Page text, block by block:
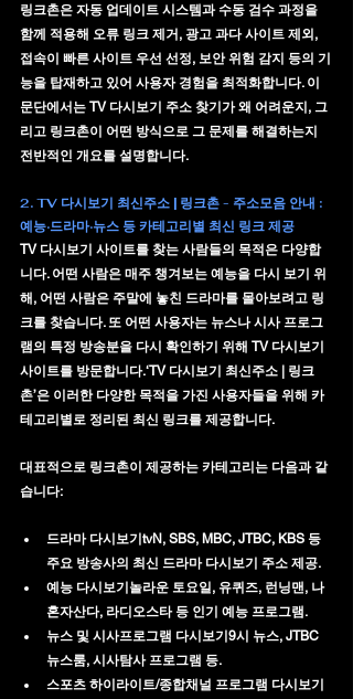
링크촌은 자동 업데이트 시스템과 수동 검수 과정을
함께 적용해 오류 링크 제거, 광고 과다 사이트 제외,
접속이 빠른 사이트 우선 선정, 보안 위험 감지 등의 기
능을 탑재하고 있어 사용자 경험을 최적화합니다. 이
문단에서는 TV 다시보기 주소 찾기가 왜 어려운지, 그
리고 링크촌이 어떤 방식으로 그 문제를 해결하는지
전반적인 개요를 설명합니다.
2. TV 다시보기 최신주소 | 링크촌 - 주소모음 안내 :
예능·드라마·뉴스 등 카테고리별 최신 링크 제공
TV 다시보기 사이트를 찾는 사람들의 목적은 다양합
니다. 어떤 사람은 매주 챙겨보는 예능을 다시 보기 위
해, 어떤 사람은 주말에 놓친 드라마를 몰아보려고 링
크를 찾습니다. 또 어떤 사용자는 뉴스나 시사 프로그
램의 특정 방송분을 다시 확인하기 위해 TV 다시보기
사이트를 방문합니다.‘TV 다시보기 최신주소 | 링크
촌’은 이러한 다양한 목적을 가진 사용자들을 위해 카
테고리별로 정리된 최신 링크를 제공합니다.
대표적으로 링크촌이 제공하는 카테고리는 다음과 같
습니다:
드라마 다시보기tvN, SBS, MBC, JTBC, KBS 등
주요 방송사의 최신 드라마 다시보기 주소 제공.
예능 다시보기놀라운 토요일, 유퀴즈, 런닝맨, 나
혼자산다, 라디오스타 등 인기 예능 프로그램.
뉴스 및 시사프로그램 다시보기9시 뉴스, JTBC
뉴스룸, 시사탐사 프로그램 등.
스포츠 하이라이트/종합채널 프로그램 다시보기